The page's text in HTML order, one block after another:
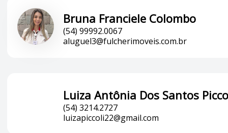
Bruna Franciele Colombo
(54) 99992.0067
aluguel3@fulcherimoveis.com.br
Luiza Antônia Dos Santos
(54) 3214.2727
luizapiccoli22@gmail.com